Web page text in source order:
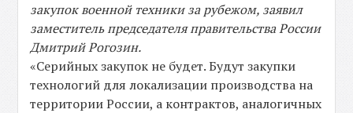
закупок военной техники за рубежом, заявил
заместитель председателя правительства России
Дмитрий Рогозин.
«Серийных закупок не будет. Будут закупки
технологий для локализации производства на
территории России, а контрактов, аналогичных